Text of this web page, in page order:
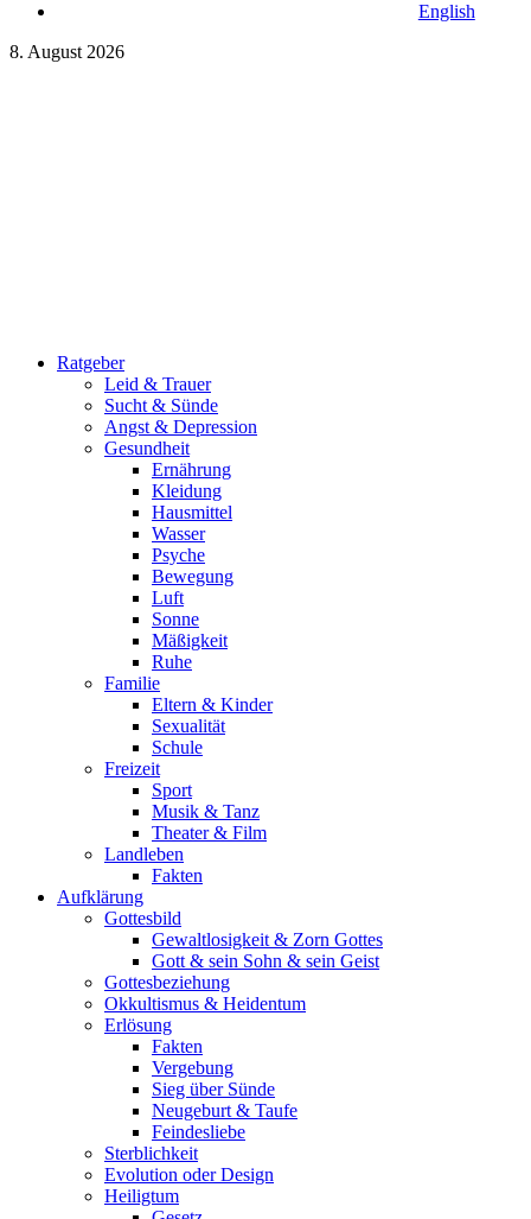
English
8. August 2026
Ratgeber
Leid & Trauer
Sucht & Sünde
Angst & Depression
Gesundheit
Ernährung
Kleidung
Hausmittel
Wasser
Psyche
Bewegung
Luft
Sonne
Mäßigkeit
Ruhe
Familie
Eltern & Kinder
Sexualität
Schule
Freizeit
Sport
Musik & Tanz
Theater & Film
Landleben
Fakten
Aufklärung
Gottesbild
Gewaltlosigkeit & Zorn Gottes
Gott & sein Sohn & sein Geist
Gottesbeziehung
Okkultismus & Heidentum
Erlösung
Fakten
Vergebung
Sieg über Sünde
Neugeburt & Taufe
Feindesliebe
Sterblichkeit
Evolution oder Design
Heiligtum